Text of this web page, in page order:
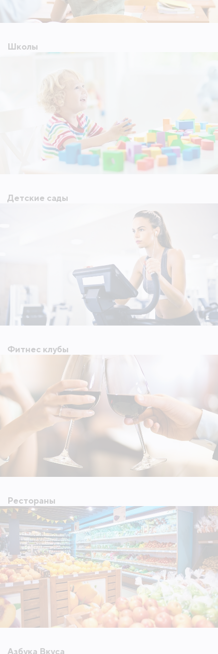
5,5 га с живописным озером почти 1 га. Здесь есть
песчаный пляж с шезлонгами, площадка для
комплексами, скалодромом и игровыми кораблями.
прямо в вековой сосновый лес через
благоустроенные калитки.
В поселке есть ресторан с панорамными
витражами и стеклянным куполом. Рядом —
элитные школы, детские сады, фитнес-клубы,
торговые галереи и рестораны — всё для
комфортной жизни.
Школы
Детские сады
Фитнес клубы
Рестораны
Азбука Вкуса